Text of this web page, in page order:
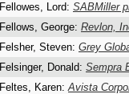
Fellowes, Lord: SABMiller
Fellows, George: Revlon,
Felsher, Steven: Grey
Felsinger, Donald: Sempra
Feltes, Karen:Avista